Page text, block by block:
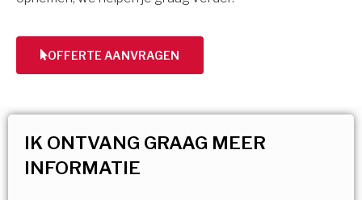
OFFERTE AANVRAGEN
IK ONTVANG GRAAG MEER
INFORMATIE